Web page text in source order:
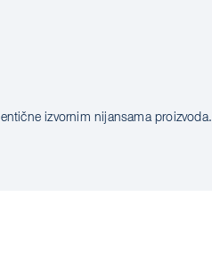
izvornim nijansama proizvoda.